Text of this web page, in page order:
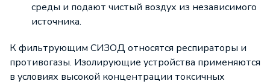
среды и подают чистый воздух из независимого
источника.
К фильтрующим СИЗОД относятся респираторы и
противогазы. Изолирующие устройства применяются
в условиях высокой концентрации токсичных